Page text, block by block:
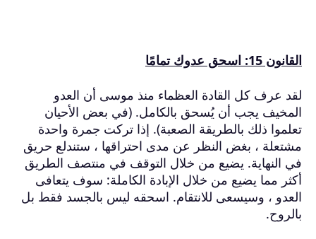
القانون 15: اسحق عدوك تمامًا
لقد عرف كل القادة العظماء منذ موسى أن العدو
المخيف يجب أن يُسحق بالكامل. (في بعض الأحيان
تعلموا ذلك بالطريقة الصعبة). إذا تركت جمرة واحدة
مشتعلة ، بغض النظر عن مدى احتراقها ، ستندلع حريق
في النهاية. يضيع من خلال التوقف في منتصف الطريق
أكثر مما يضيع من خلال الإبادة الكاملة: سوف يتعافى
العدو ، وسيسعى للانتقام. اسحقه ليس بالجسد فقط بل
بالروح.